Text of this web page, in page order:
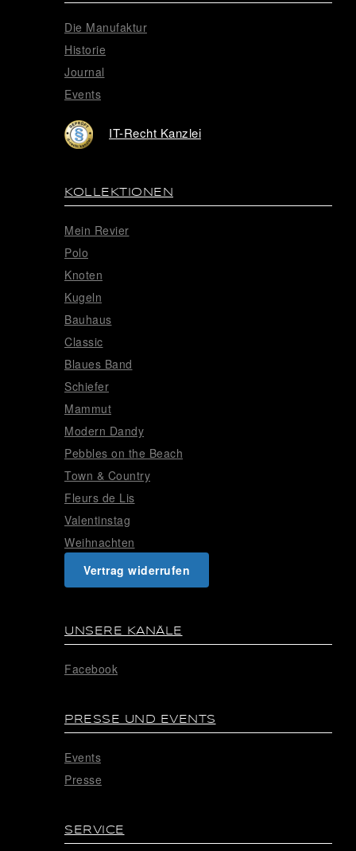
Die Manufaktur
Historie
Journal
Events
IT-Recht Kanzlei
KOLLEKTIONEN
Mein Revier
Polo
Knoten
Kugeln
Bauhaus
Classic
Blaues Band
Schiefer
Mammut
Modern Dandy
Pebbles on the Beach
Town & Country
Fleurs de Lis
Valentinstag
Weihnachten
Vertrag widerrufen
UNSERE KANÄLE
Facebook
PRESSE UND EVENTS
Events
Presse
SERVICE